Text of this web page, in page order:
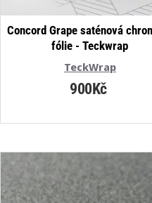
TeckWrap
Concord Grape saténová
fólie - Teckwrap
900Kč